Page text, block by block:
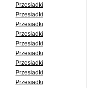
Przesiadki
Przesiadki
Przesiadki
Przesiadki
Przesiadki
Przesiadki
Przesiadki
Przesiadki
Przesiadki